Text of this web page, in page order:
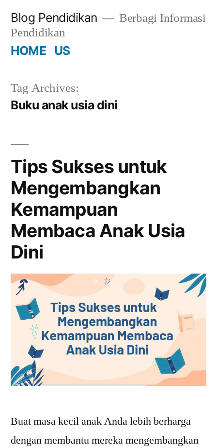
content
Blog Pendidikan
Berbagi Informasi
Pendidikan
HOME US
Tag Archives:
Buku anak usia dini
Tips Sukses untuk
Mengembangkan
Kemampuan
Membaca Anak Usia
Dini
Buat masa kecil anak Anda lebih berharga
dengan membantu mereka mengembangkan